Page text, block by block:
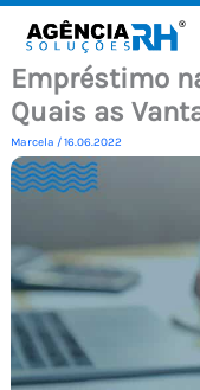
para
conteúdo
Empréstimo
Quais as
Marcela /16.06.2022